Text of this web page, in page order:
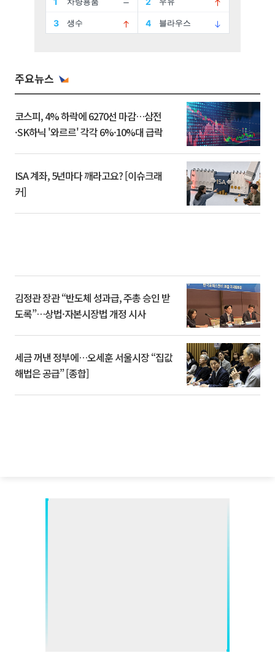
주요뉴스
코스피, 4% 하락에 6270선 마감…삼전
·SK하닉 '와르르' 각각 6%·10%대 급락
ISA 계좌, 5년마다 깨라고요? [이슈크래
커]
김정관 장관 “반도체 성과급, 주총 승인 받
도록”…상법·자본시장법 개정 시사
세금 꺼낸 정부에…오세훈 서울시장 “집값
해법은 공급” [종합]